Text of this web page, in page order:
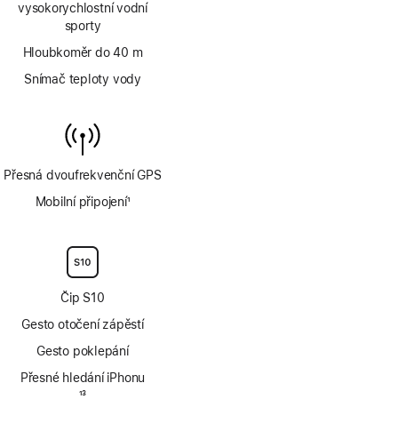
vysokorychlostní vodní
sporty
Hloubkoměr do 40 m
Snímač teploty vody
Přesná dvoufrekvenční GPS
Mobilní připojení1
Čip S10
Gesto otočení zápěstí
Gesto poklepání
Přesné hledání iPhonu
Poznámka
13